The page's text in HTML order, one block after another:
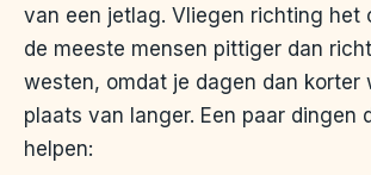
van een jetlag. Vliegen richting het
de meeste mensen pittiger dan
westen, omdat je dagen dan korter
plaats van langer. Een paar dingen
helpen: